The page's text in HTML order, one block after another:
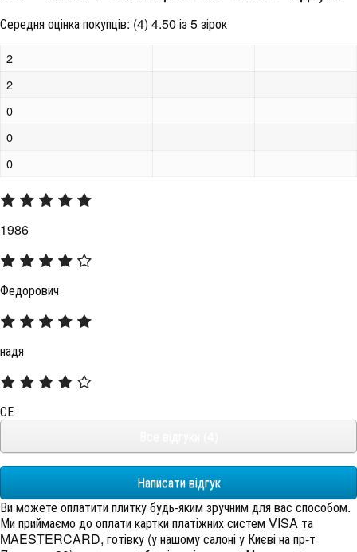
Середня оцінка покупців: (4) 4.50 із 5 зірок
2
2
0
0
0
1986
Федорович
надя
СЕ
Написати відгук
Ви можете оплатити плитку будь-яким зручним для вас способом.
Ми приймаємо до оплати картки платіжних систем VISA та
MAESTERCARD, готівку (у нашому салоні у Києві на пр-т